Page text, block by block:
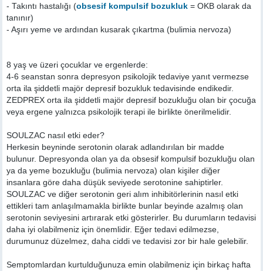
- Takıntı hastalığı (obsesif kompulsif bozukluk = OKB olarak da
tanınır)
- Aşırı yeme ve ardından kusarak çıkartma (bulimia nervoza)
8 yaş ve üzeri çocuklar ve ergenlerde:
4-6 seanstan sonra depresyon psikolojik tedaviye yanıt vermezse
orta ila şiddetli majör depresif bozukluk tedavisinde endikedir.
ZEDPREX orta ila şiddetli majör depresif bozukluğu olan bir çocuğa
veya ergene yalnızca psikolojik terapi ile birlikte önerilmelidir.
SOULZAC nasıl etki eder?
Herkesin beyninde serotonin olarak adlandırılan bir madde
bulunur. Depresyonda olan ya da obsesif kompulsif bozukluğu olan
ya da yeme bozukluğu (bulimia nervoza) olan kişiler diğer
insanlara göre daha düşük seviyede serotonine sahiptirler.
SOULZAC ve diğer serotonin geri alım inhibitörlerinin nasıl etki
ettikleri tam anlaşılmamakla birlikte bunlar beyinde azalmış olan
serotonin seviyesini artırarak etki gösterirler. Bu durumların tedavisi
daha iyi olabilmeniz için önemlidir. Eğer tedavi edilmezse,
durumunuz düzelmez, daha ciddi ve tedavisi zor bir hale gelebilir.
Semptomlardan kurtulduğunuza emin olabilmeniz için birkaç hafta